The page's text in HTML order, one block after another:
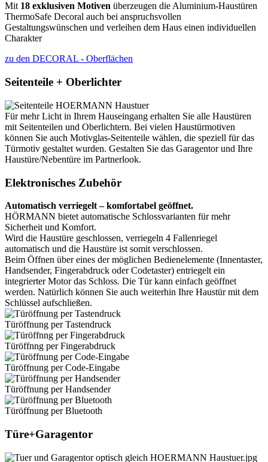
Mit 18 exklusiven Motiven überzeugen die Aluminium-Haustüren
ThermoSafe Decoral auch bei anspruchsvollen
Gestaltungswünschen und verleihen dem Haus einen individuellen
Charakter
zu den DECORAL - Oberflächen
Seitenteile + Oberlichter
Für mehr Licht in Ihrem Hauseingang erhalten Sie alle Haustüren
mit Seitenteilen und Oberlichtern. Bei vielen Haustürmotiven
können Sie auch Motivglas-Seitenteile wählen, die speziell für das
Türmotiv gestaltet wurden. Gestalten Sie das Garagentor und Ihre
Haustüre/Nebentüre im Partnerlook.
Elektronisches Zubehör
Automatisch verriegelt – komfortabel geöffnet.
HÖRMANN bietet automatische Schlossvarianten für mehr
Sicherheit und Komfort.
Wird die Haustüre geschlossen, verriegeln 4 Fallenriegel
automatisch und die Haustüre ist somit verschlossen.
Beim Öffnen über eines der möglichen Bedienelemente (Innentaster,
Handsender, Fingerabdruck oder Codetaster) entriegelt ein
integrierter Motor das Schloss. Die Tür kann einfach geöffnet
werden. Natürlich können Sie auch weiterhin Ihre Haustür mit dem
Schlüssel aufschließen.
Türöffnung per Tastendruck
Türöffnng per Fingerabdruck
Türöffnung per Code-Eingabe
Türöffnung per Handsender
Türöffnung per Bluetooth
Türe+Garagentor